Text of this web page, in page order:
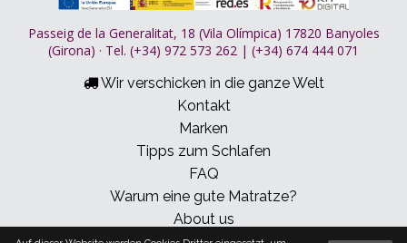
Passeig de la Generalitat, 18 (Vila Olímpica) 17820 Banyoles
(Girona) · Tel. (+34) 972 573 262 | (+34) 674 444 071
Wir verschicken in die ganze Welt
Kontakt
Marken
Tipps zum Schlafen
FAQ
Warum eine gute Matratze?
About us